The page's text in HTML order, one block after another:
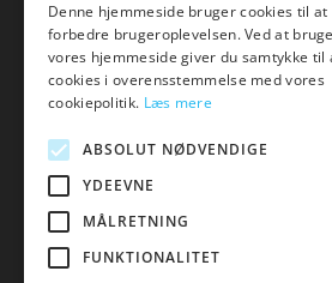
Denne hjemmeside bruger cookies til at
forbedre brugeroplevelsen. Ved at bruge
vores hjemmeside giver du samtykke til
cookies i overensstemmelse med vores
cookiepolitik. Læs mere
ABSOLUT NØDVENDIGE
YDEEVNE
MÅLRETNING
FUNKTIONALITET